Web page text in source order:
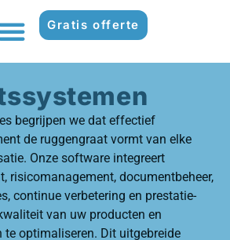
Gratis offerte
begrijpen we dat effectief
de ruggengraat vormt van elke
Onze software integreert
risicomanagement, documentbeheer,
continue verbetering en prestatie-
van uw producten en
te optimaliseren. Dit uitgebreide